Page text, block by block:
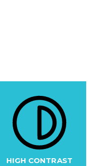
HIGH CONTRAST